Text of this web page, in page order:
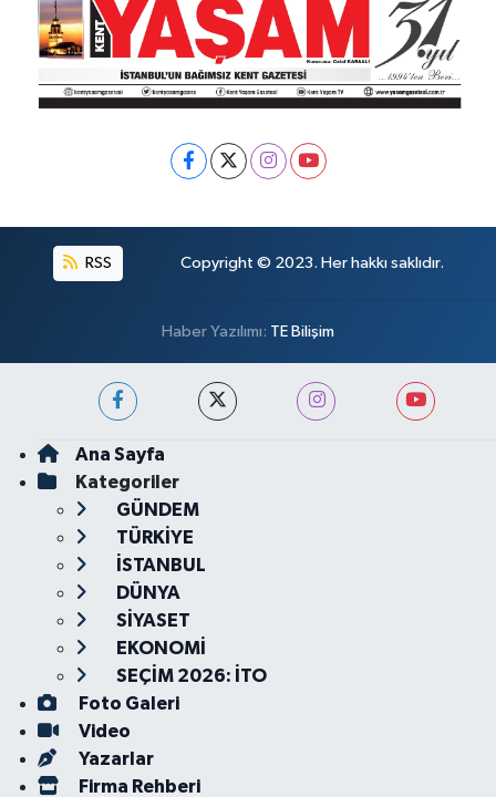
RSS Copyright © 2023. Her hakkı saklıdır.
Haber Yazılımı: TE Bilişim
Ana Sayfa
Kategoriler
GÜNDEM
TÜRKİYE
İSTANBUL
DÜNYA
SİYASET
EKONOMİ
SEÇİM 2026: İTO
Foto Galeri
Video
Yazarlar
Firma Rehberi